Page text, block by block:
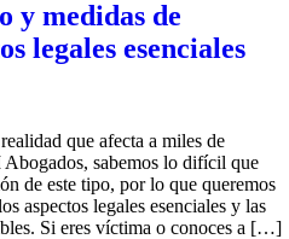
y medidas de
legales esenciales
que afecta a miles de
sabemos lo difícil que
de este tipo, por lo que queremos
aspectos legales esenciales y las
Si eres víctima o conoces a […]